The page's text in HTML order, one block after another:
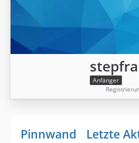
stepfra
Anfänger
Pinnwand Letzte